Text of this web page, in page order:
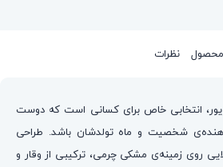
نظرات
انتخابی خاص برای کسانی است که دوست
شخصیت و ماه تولدشان باشد. طراحی
روی زمینه‌ی مشکی چرمی، ترکیبی از وقار و